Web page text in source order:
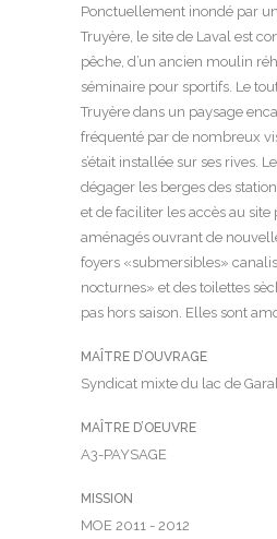
Ponctuellement inondé par
Truyère, le site de Laval est
pêche, d’un ancien moulin
séminaire pour sportifs. Le
Truyère dans un paysage
fréquenté par de nombreux
s’était installée sur ses rives.
dégager les berges des
et de faciliter les accès au site
aménagés ouvrant de
foyers «submersibles»
nocturnes» et des toilettes
pas hors saison. Elles sont
MAÎTRE D’OUVRAGE
Syndicat mixte du lac de
MAÎTRE D’OEUVRE
A3-PAYSAGE
MISSION
MOE 2011 - 2012